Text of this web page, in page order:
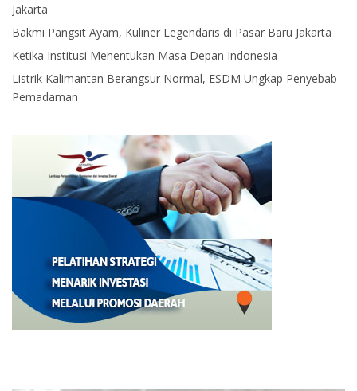
Jakarta
Bakmi Pangsit Ayam, Kuliner Legendaris di Pasar Baru Jakarta
Ketika Institusi Menentukan Masa Depan Indonesia
Listrik Kalimantan Berangsur Normal, ESDM Ungkap Penyebab
Pemadaman